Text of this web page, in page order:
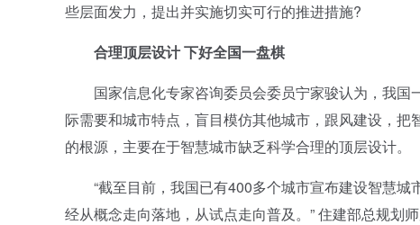
些层面发力，提出并实施切实可行的推进措施?
合理顶层设计 下好全国一盘棋
国家信息化专家咨询委员会委员宁家骏认为，我国
际需要和城市特点，盲目模仿其他城市，跟风建设，
的根源，主要在于智慧城市缺乏科学合理的顶层设计。
“截至目前，我国已有400多个城市宣布建设智慧城
经从概念走向落地，从试点走向普及。” 住建部总规划